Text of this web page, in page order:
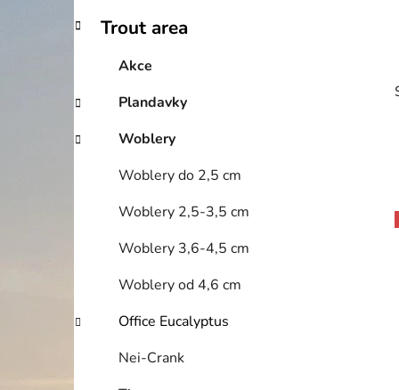
Trout area
Akce
Plandavky
Woblery
Woblery do 2,5 cm
Woblery 2,5-3,5 cm
Woblery 3,6-4,5 cm
Woblery od 4,6 cm
Office Eucalyptus
Nei-Crank